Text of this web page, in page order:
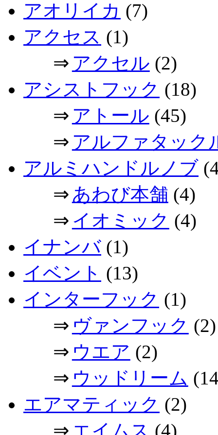
アオリイカ (7)
アクセス (1)
⇒ アクセル (2)
アシストフック (18)
⇒ アトール (45)
⇒ アルファタック
アルミハンドルノブ
⇒ あわび本舗 (4)
⇒ イオミック (4)
イナンバ (1)
イベント (13)
インターフック (1)
⇒ ヴァンフック (2)
⇒ ウエア (2)
⇒ ウッドリーム
エアマティック (2)
⇒ エイムス (4)